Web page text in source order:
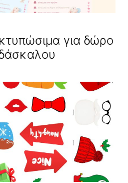
για δώρο